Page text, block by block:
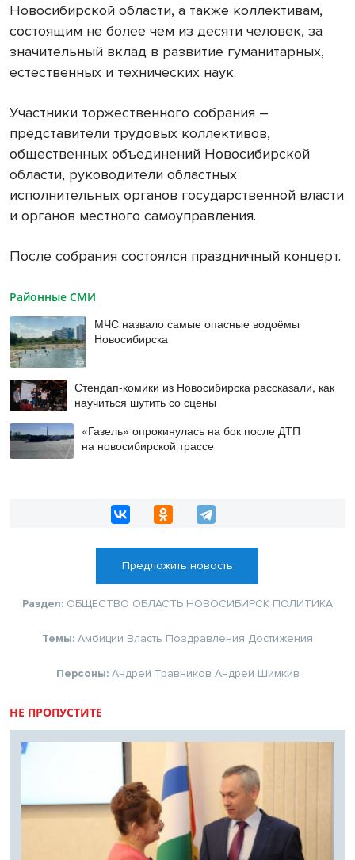
Новосибирской области, а также коллективам,
состоящим не более чем из десяти человек, за
значительный вклад в развитие гуманитарных,
естественных и технических наук.
Участники торжественного собрания –
представители трудовых коллективов,
общественных объединений Новосибирской
области, руководители областных
исполнительных органов государственной власти
и органов местного самоуправления.
После собрания состоялся праздничный концерт.
Районные СМИ
МЧС назвало самые опасные водоёмы
Новосибирска
Стендап-комики из Новосибирска рассказали, как
научиться шутить со сцены
«Газель» опрокинулась на бок после ДТП
на новосибирской трассе
Предложить новость
Раздел: ОБЩЕСТВО ОБЛАСТЬ НОВОСИБИРСК ПОЛИТИКА
Темы: Амбиции Власть Поздравления Достижения
Персоны: Андрей Травников Андрей Шимкив
НЕ ПРОПУСТИТЕ